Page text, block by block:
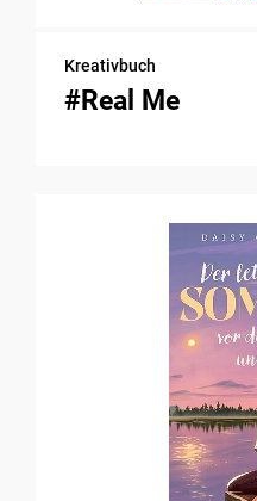
Kreativbuch
#Real Me